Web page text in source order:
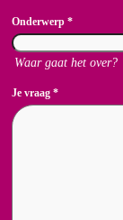
Onderwerp *
Waar gaat het over?
Je vraag *